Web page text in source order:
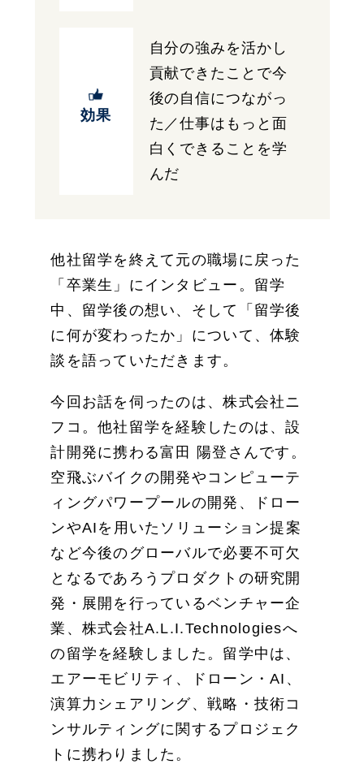
効果
自分の強みを活かし
貢献できたことで今
後の自信につながっ
た／仕事はもっと面
白くできることを学
んだ
他社留学を終えて元の職場に戻った
「卒業生」にインタビュー。留学
中、留学後の想い、そして「留学後
に何が変わったか」について、体験
談を語っていただきます。
今回お話を伺ったのは、株式会社ニ
フコ。他社留学を経験したのは、設
計開発に携わる富田 陽登さんです。
空飛ぶバイクの開発やコンピューテ
ィングパワープールの開発、ドロー
ンやAIを用いたソリューション提案
など今後のグローバルで必要不可欠
となるであろうプロダクトの研究開
発・展開を行っているベンチャー企
業、株式会社A.L.I.Technologiesへ
の留学を経験しました。留学中は、
エアーモビリティ、ドローン・AI、
演算力シェアリング、戦略・技術コ
ンサルティングに関するプロジェク
トに携わりました。